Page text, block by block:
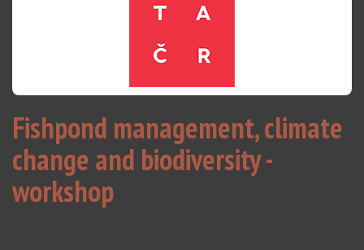
Fishpond management, climate
change and biodiversity -
workshop